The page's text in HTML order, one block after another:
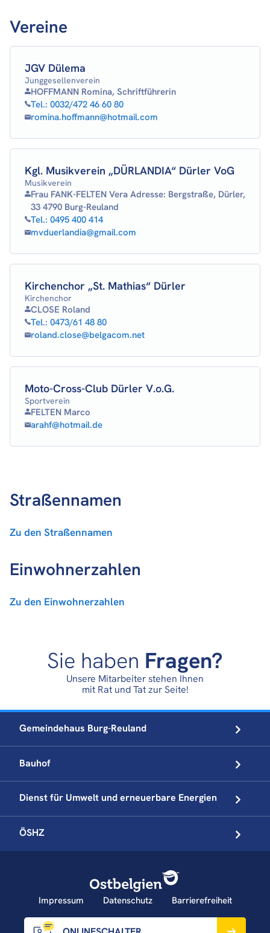
Vereine
JGV Dülema
Junggesellenverein
HOFFMANN Romina, Schriftführerin
Tel.: 0032/472 46 60 80
romina.hoffmann@hotmail.com
Kgl. Musikverein „DÜRLANDIA“ Dürler VoG
Musikverein
Frau FANK-FELTEN Vera Adresse: Bergstraße, Dürler,
33 4790 Burg-Reuland
Tel.: 0495 400 414
mvduerlandia@gmail.com
Kirchenchor „St. Mathias“ Dürler
Kirchenchor
CLOSE Roland
Tel.: 0473/61 48 80
roland.close@belgacom.net
Moto-Cross-Club Dürler V.o.G.
Sportverein
FELTEN Marco
arahf@hotmail.de
Straßennamen
Zu den Straßennamen
Einwohnerzahlen
Zu den Einwohnerzahlen
Sie haben Fragen?
Unsere Mitarbeiter stehen Ihnen
mit Rat und Tat zur Seite!
Gemeindehaus Burg-Reuland
Bauhof
Dienst für Umwelt underneuerbare Energien
ÖSHZ
Impressum Datenschutz Barrierefreiheit